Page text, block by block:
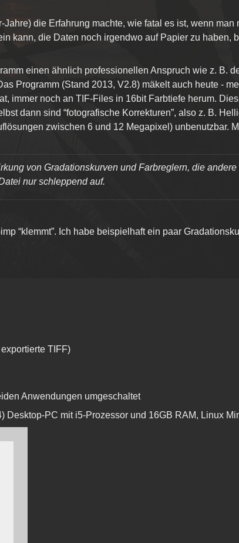
die Erfahrung machte, wie fatal es ist, wenn man
kann, die Daten noch irgendwo auf Papier zu haben,
einen ähnlich professionellen Anspruch wie z. B.
Programm (Stand 2013, V2.8) mäkelt auch heute -
immer noch an TIF-Files in 16bit Farbtiefe herum.
dann sind “fotografische Korrekturen”, also z. B.
zwischen 6 und 12 Megapixel) unbenutzbar.
von Gradationskurven und Farbreglern, die
nur schleppend auf.
“klemmt”. Ich habe beispielhaft ein paar
TIFF)
Anwendungen umgeschaltet
PC mit i5-Prozessor und 16GB RAM, Linux